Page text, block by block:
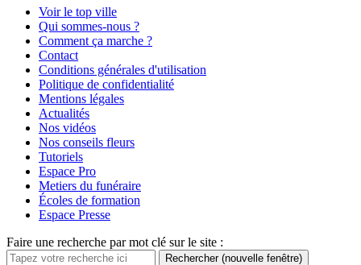
Voir le top ville
Qui sommes-nous ?
Comment ça marche ?
Contact
Conditions générales d'utilisation
Politique de confidentialité
Mentions légales
Actualités
Nos vidéos
Nos conseils fleurs
Tutoriels
Espace Pro
Metiers du funéraire
Écoles de formation
Espace Presse
Faire une recherche par mot clé sur le site :
Rechercher (nouvelle fenêtre)